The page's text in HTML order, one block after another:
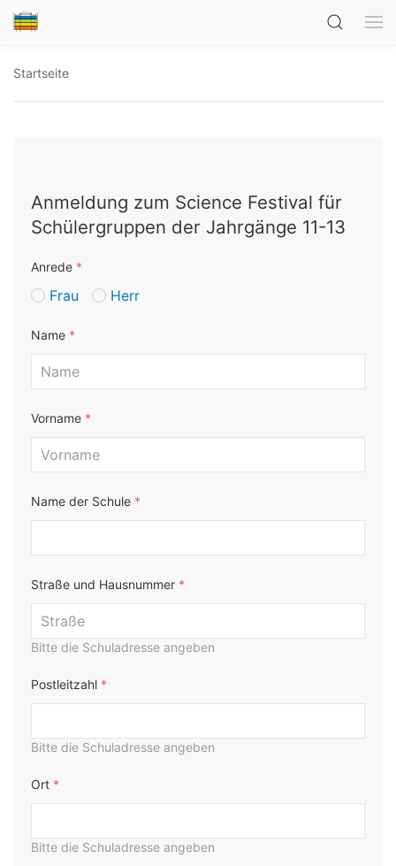
Startseite
Anmeldung zum Science Festival für
Schülergruppen der Jahrgänge 11-13
Anrede *
Frau Herr
Name *
Vorname *
Name der Schule *
Straße und Hausnummer *
Bitte die Schuladresse angeben
Postleitzahl *
Bitte die Schuladresse angeben
Ort *
Bitte die Schuladresse angeben